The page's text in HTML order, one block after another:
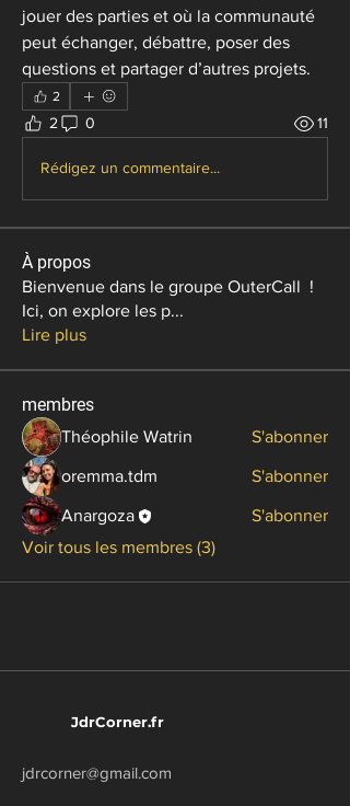
jouer des parties et où la communauté
peut échanger, débattre, poser des
questions et partager d’autres projets.
2
2 0 11
Rédigez un commentaire...
À propos
Bienvenue dans le groupe OuterCall !
Ici, on explore les p...
Lire plus
membres
Théophile Watrin S'abonner
oremma.tdm S'abonner
Anargoza
S'abonner
Voir tous les membres (3)
JdrCorner.fr
jdrcorner@gmail.com